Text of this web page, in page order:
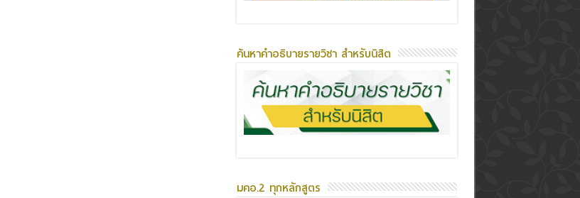
ค้นหาคำอธิบายรายวิชา สำหรับนิสิต
มคอ.2 ทุกหลักสูตร